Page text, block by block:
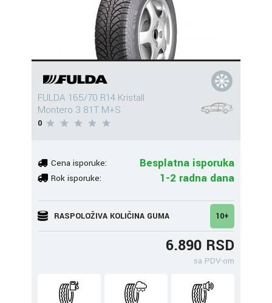
FULDA 165/70 R14 Kristall
Montero 3 81T M+S
0
Cena isporuke: Besplatna isporuka
Rok isporuke: 1-2 radna dana
RASPOLOŽIVA KOLIČINA GUMA 10+
6.890 RSD
sa PDV-om